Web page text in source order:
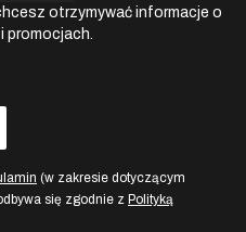
otrzymywać informacje o
promocjach.
(w zakresie dotyczącym
się zgodnie z Polityką